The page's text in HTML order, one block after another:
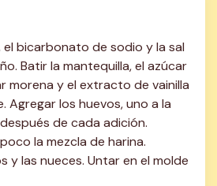
el bicarbonato de sodio y la sal
Batir la mantequilla, el azúcar
morena y el extracto de vainilla
Agregar los huevos, uno a la
de cada adición.
la mezcla de harina.
y las nueces. Untar en el molde